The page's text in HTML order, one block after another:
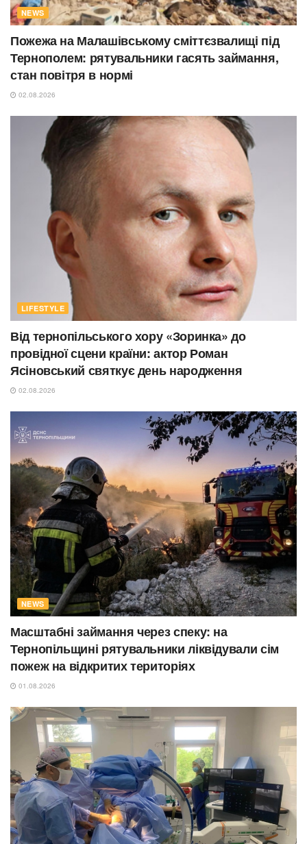
NEWS
Пожежа на Малашівському сміттєзвалищі під
Тернополем: рятувальники гасять займання,
стан повітря в нормі
02.08.2026
LIFESTYLE
Від тернопільського хору «Зоринка» до
провідної сцени країни: актор Роман
Ясіновський святкує день народження
02.08.2026
NEWS
Масштабні займання через спеку: на
Тернопільщині рятувальники ліквідували сім
пожеж на відкритих територіях
01.08.2026